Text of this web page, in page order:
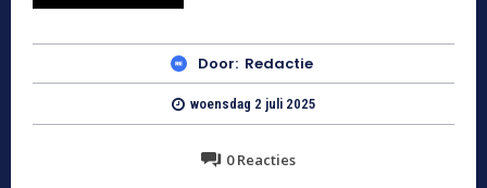
Door: Redactie
woensdag 2 juli 2025
0Reacties